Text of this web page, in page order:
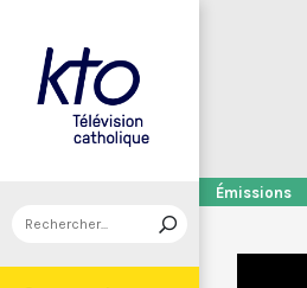
Émissions